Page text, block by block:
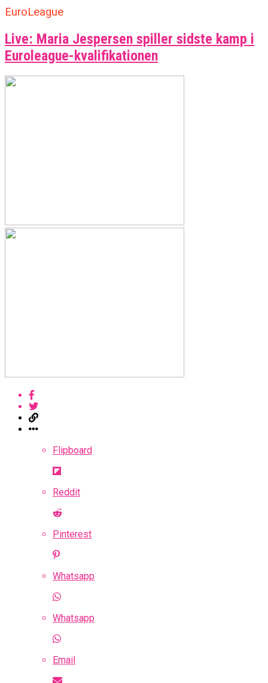
EuroLeague
Live: Maria Jespersen spiller sidste kamp i
Euroleague-kvalifikationen
Flipboard
Reddit
Pinterest
Whatsapp
Whatsapp
Email